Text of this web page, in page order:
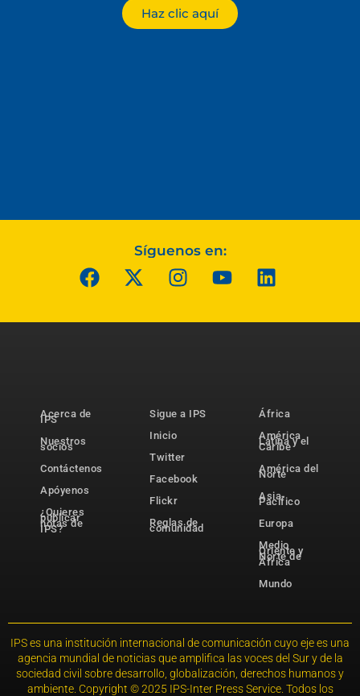
Haz clic aquí
Síguenos en:
Acerca de
IPS
Nuestros
socios
Contáctenos
Apóyenos
¿Quieres
publicar
notas de
IPS?
Sigue a IPS
Inicio
Twitter
Facebook
Flickr
Reglas de
comunidad
África
América
Latina y el
Caribe
América del
Norte
Asia-
Pacífico
Europa
Medio
Oriente y
Norte de
África
Mundo
IPS es una institución internacional de comunicación cuyo eje es una
agencia mundial de noticias que amplifica las voces del Sur y de la
sociedad civil sobre desarrollo, globalización, derechos humanos y
ambiente. Copyright © 2025 IPS-Inter Press Service. Todos los